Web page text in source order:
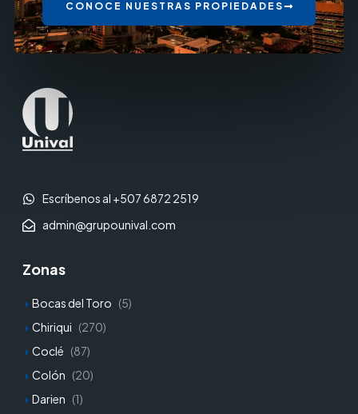
CONOCE NUESTRAS PROPIEDADES
Escríbenos al +507 6872 2519
admin@grupounival.com
Zonas
Bocas del Toro (5)
Chiriqui (270)
Coclé (87)
Colón (20)
Darien (1)